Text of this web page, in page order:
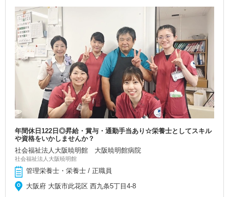
年間休日122日◎昇給・賞与・通勤手当あり☆栄養士としてスキル
や資格をいかしませんか？
社会福祉法人大阪暁明館 大阪暁明館病院
社会福祉法人大阪暁明館
管理栄養士・栄養士 / 正職員
大阪府 大阪市此花区 西九条5丁目4-8